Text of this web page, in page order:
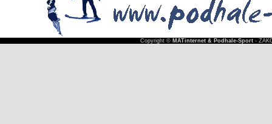
Copyright © MATinternet & Podhale-Sport-